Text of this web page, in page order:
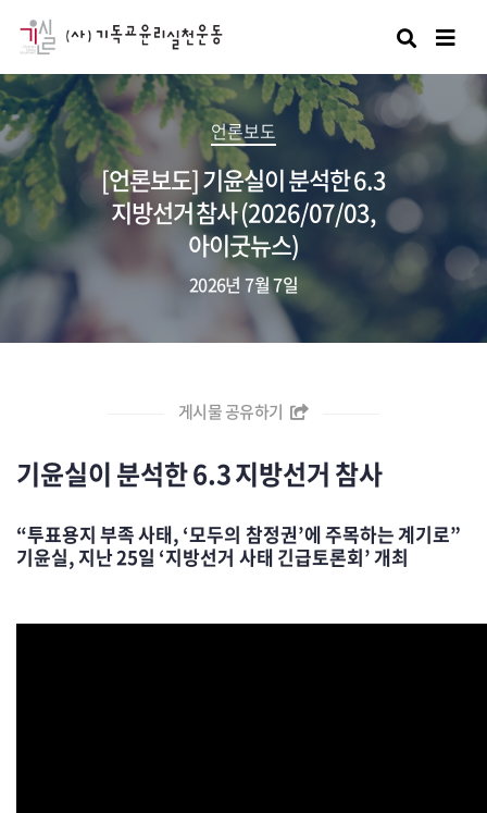
검색
언론보도
[언론보도] 기윤실이 분석한 6.3
지방선거 참사 (2026/07/03,
아이굿뉴스)
2026년 7월 7일
게시물 공유하기
기윤실이 분석한 6.3 지방선거 참사
“투표용지 부족 사태, ‘모두의 참정권’에 주목하는 계기로”
기윤실, 지난 25일 ‘지방선거 사태 긴급토론회’ 개최